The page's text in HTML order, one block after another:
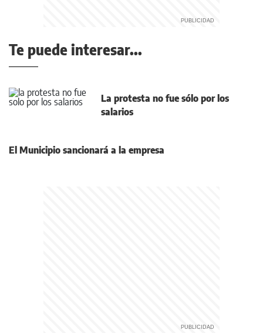
Te puede interesar...
La protesta no fue sólo por los
salarios
El Municipio sancionará a la empresa